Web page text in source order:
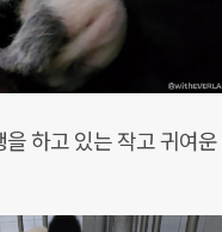
하고 있는 작고 귀여